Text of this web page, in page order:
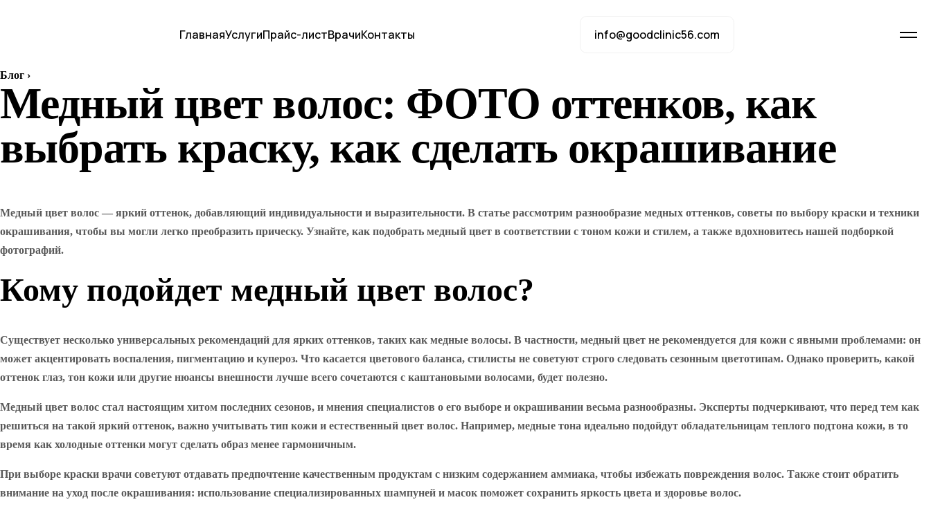
ГлавнаяУслугиПрайс-листВрачиКонтакты info@goodclinic56.com
Блог ›
Медный цвет волос: ФОТО оттенков, как
выбрать краску, как сделать окрашивание
Медный цвет волос — яркий оттенок, добавляющий индивидуальности и выразительности. В статье рассмотрим разнообразие медных оттенков, советы по выбору краски и техники
окрашивания, чтобы вы могли легко преобразить прическу. Узнайте, как подобрать медный цвет в соответствии с тоном кожи и стилем, а также вдохновитесь нашей подборкой
фотографий.
Кому подойдет медный цвет волос?
Существует несколько универсальных рекомендаций для ярких оттенков, таких как медные волосы. В частности, медный цвет не рекомендуется для кожи с явными проблемами: он
может акцентировать воспаления, пигментацию и купероз. Что касается цветового баланса, стилисты не советуют строго следовать сезонным цветотипам. Однако проверить, какой
оттенок глаз, тон кожи или другие нюансы внешности лучше всего сочетаются с каштановыми волосами, будет полезно.
Медный цвет волос стал настоящим хитом последних сезонов, и мнения специалистов о его выборе и окрашивании весьма разнообразны. Эксперты подчеркивают, что перед тем как
решиться на такой яркий оттенок, важно учитывать тип кожи и естественный цвет волос. Например, медные тона идеально подойдут обладательницам теплого подтона кожи, в то
время как холодные оттенки могут сделать образ менее гармоничным.
При выборе краски врачи советуют отдавать предпочтение качественным продуктам с низким содержанием аммиака, чтобы избежать повреждения волос. Также стоит обратить
внимание на уход после окрашивания: использование специализированных шампуней и масок поможет сохранить яркость цвета и здоровье волос.